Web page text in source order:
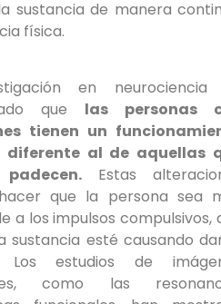
sustancia de manera
física.
en neurociencia
que las personas
tienen un
diferente al de aquellas
Estas
que la persona sea
a los impulsos compulsivos,
sustancia esté causando
Los estudios de
como las